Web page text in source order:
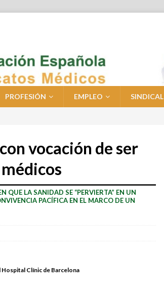
PROFESIÓN EMPLEO SINDICAL
vocación de ser
QUE LA SANIDAD SE “PERVIERTA” EN UN
PACÍFICA EN EL MARCO DE UN
Clínic de Barcelona